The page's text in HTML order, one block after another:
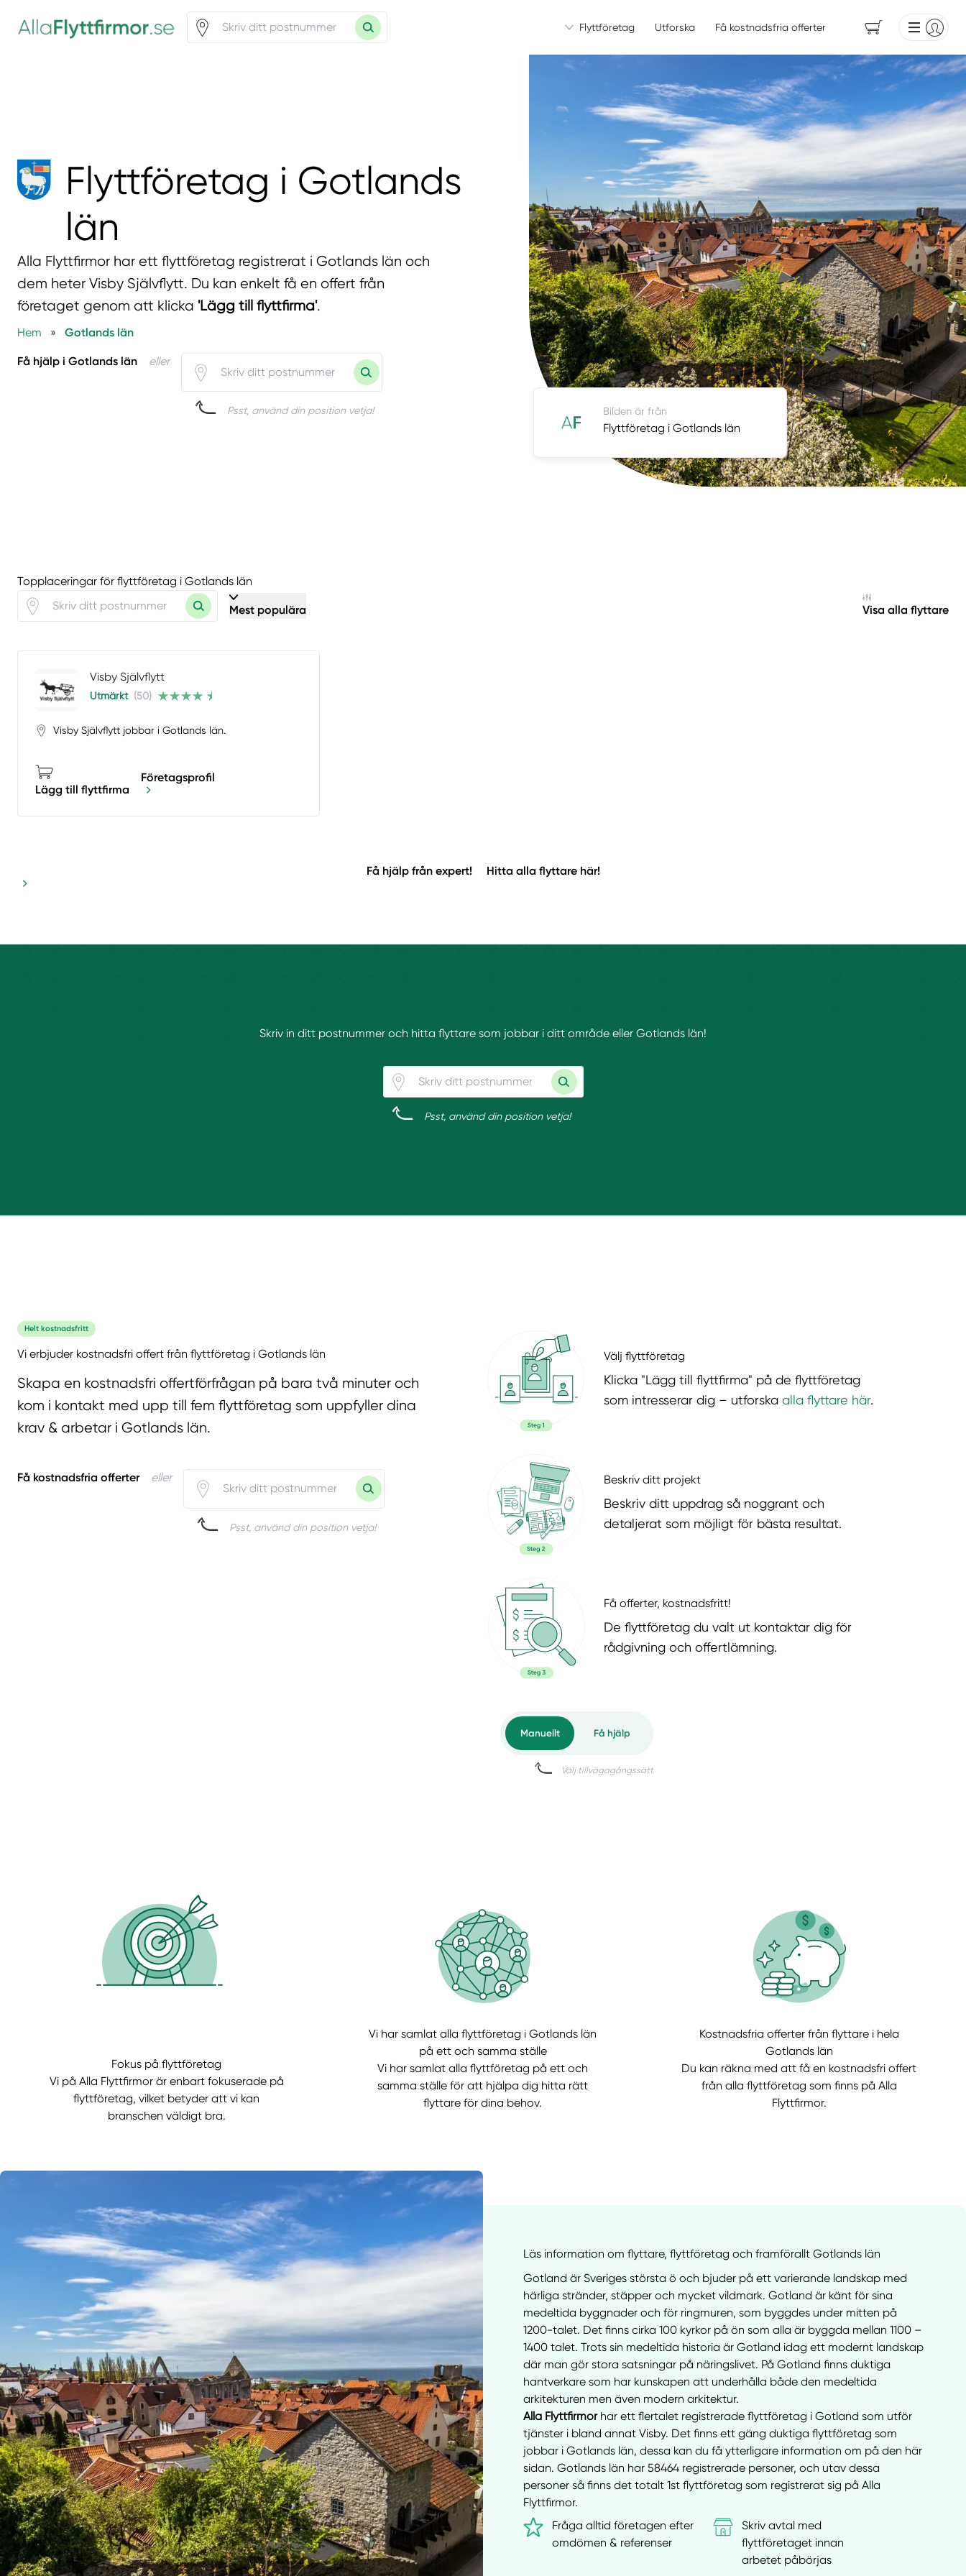
Flyttföretag Utforska Få kostnadsfria offerter
Flyttföretag i Gotlands
län
Alla Flyttfirmor har ett flyttföretag registrerat i Gotlands län och
dem heter Visby Självflytt. Du kan enkelt få en offert från
företaget genom att klicka 'Lägg till flyttfirma'.
Hem » Gotlands län
Få hjälp i Gotlands län eller
Psst, använd din position vetja! Bilden är från
Flyttföretag i Gotlands län
Topplaceringar för flyttföretag i Gotlands län
Mest populära Visa alla flyttare
Visby Självflytt
Utmärkt (50)
Visby Självflytt jobbar i Gotlands län.
Lägg till flyttfirma
Företagsprofil
Få hjälp från expert! Hitta alla flyttare här!
Skriv in ditt postnummer och hitta flyttare som jobbar i ditt område eller Gotlands län!
Psst, använd din position vetja!
Helt kostnadsfritt
Vi erbjuder kostnadsfri offert från flyttföretag i Gotlands län
Skapa en kostnadsfri offertförfrågan på bara två minuter och
kom i kontakt med upp till fem flyttföretag som uppfyller dina
krav & arbetar i Gotlands län.
Få kostnadsfria offerter eller
Psst, använd din position vetja!
Välj flyttföretag
Klicka "Lägg till flyttfirma" på de flyttföretag
som intresserar dig – utforska alla flyttare här.
Beskriv ditt projekt
Beskriv ditt uppdrag så noggrant och
detaljerat som möjligt för bästa resultat.
Få offerter, kostnadsfritt!
De flyttföretag du valt ut kontaktar dig för
rådgivning och offertlämning.
Få hjälp
Välj tillvägagångssätt
Fokus på flyttföretag
Vi på Alla Flyttfirmor är enbart fokuserade på
flyttföretag, vilket betyder att vi kan
branschen väldigt bra.
Vi har samlat alla flyttföretag i Gotlands län
på ett och samma ställe
Vi har samlat alla flyttföretag på ett och
samma ställe för att hjälpa dig hitta rätt
flyttare för dina behov.
Kostnadsfria offerter från flyttare i hela
Gotlands län
Du kan räkna med att få en kostnadsfri offert
från alla flyttföretag som finns på Alla
Flyttfirmor.
Läs information om flyttare, flyttföretag och framförallt Gotlands län
Gotland är Sveriges största ö och bjuder på ett varierande landskap med
härliga stränder, stäpper och mycket vildmark. Gotland är känt för sina
medeltida byggnader och för ringmuren, som byggdes under mitten på
1200-talet. Det finns cirka 100 kyrkor på ön som alla är byggda mellan 1100 –
1400 talet. Trots sin medeltida historia är Gotland idag ett modernt landskap
där man gör stora satsningar på näringslivet. På Gotland finns duktiga
hantverkare som har kunskapen att underhålla både den medeltida
arkitekturen men även modern arkitektur.
Alla Flyttfirmorhar ett flertalet registrerade flyttföretag i Gotland som utför
tjänster i bland annat Visby. Det finns ett gäng duktiga flyttföretag som
jobbar i Gotlands län, dessa kan du få ytterligare information om på den här
sidan. Gotlands län har 58464 registrerade personer, och utav dessa
personer så finns det totalt 1st flyttföretag som registrerat sig på Alla
Flyttfirmor.
Fråga alltid företagen efter
omdömen & referenser
Skriv avtal med
flyttföretaget innan
arbetet påbörjas